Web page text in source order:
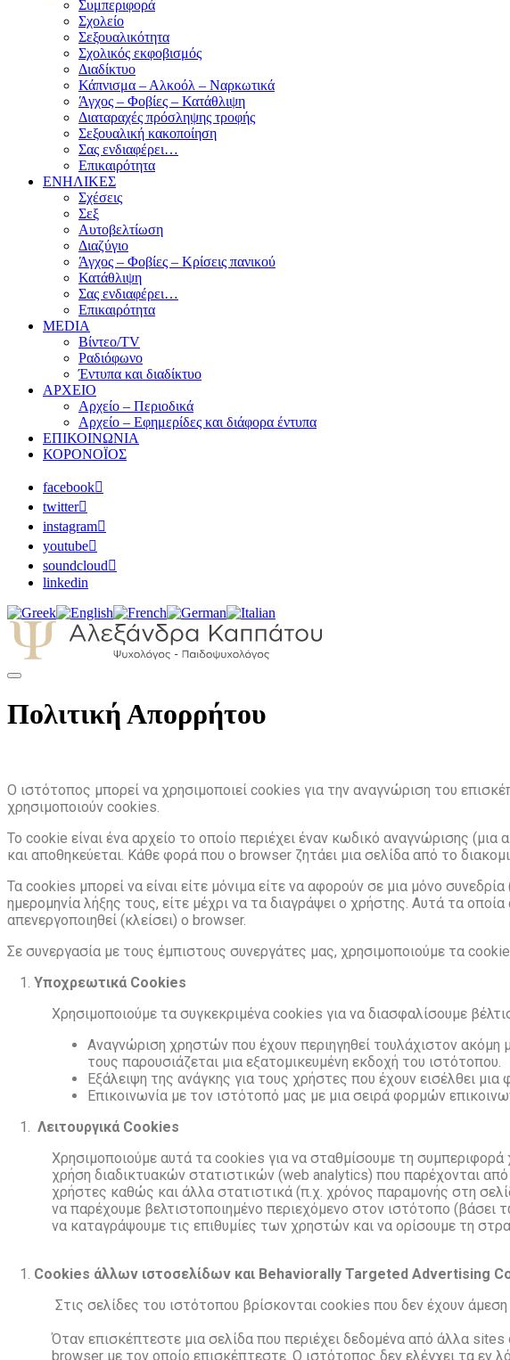
Συμπεριφορά
Σχολείο
Σεξουαλικότητα
Σχολικός εκφοβισμός
Διαδίκτυο
Κάπνισμα – Αλκοόλ – Ναρκωτικά
Άγχος – Φοβίες – Κατάθλιψη
Διαταραχές πρόσληψης τροφής
Σεξουαλική κακοποίηση
Σας ενδιαφέρει…
Επικαιρότητα
ΕΝΗΛΙΚΕΣ
Σχέσεις
Σεξ
Αυτοβελτίωση
Διαζύγιο
Άγχος – Φοβίες – Κρίσεις πανικού
Κατάθλιψη
Σας ενδιαφέρει…
Επικαιρότητα
MEDIA
Βίντεο/TV
Ραδιόφωνο
Έντυπα και διαδίκτυο
ΑΡΧΕΙΟ
Αρχείο – Περιοδικά
Αρχείο – Εφημερίδες και διάφορα έντυπα
ΕΠΙΚΟΙΝΩΝΙΑ
ΚΟΡΟΝΟΪΟΣ
facebook
twitter
instagram
youtube
soundcloud
linkedin
Πολιτική Απορρήτου
Ο ιστότοπος μπορεί να χρησιμοποιεί cookies για την αναγνώριση του
χρησιμοποιούν cookies.
Το cookie είναι ένα αρχείο το οποίο περιέχει έναν κωδικό αναγνώρισης (μια
και αποθηκεύεται. Κάθε φορά που ο browser ζητάει μια σελίδα από το
Τα cookies μπορεί να είναι είτε μόνιμα είτε να αφορούν σε μια μόνο
ημερομηνία λήξης τους, είτε μέχρι να τα διαγράψει ο χρήστης. Αυτά τα
απενεργοποιηθεί (κλείσει) ο browser.
Σε συνεργασία με τους έμπιστους συνεργάτες μας, χρησιμοποιούμε τα
Υποχρεωτικά Cookies
Χρησιμοποιούμε τα συγκεκριμένα cookies για να διασφαλίσουμε
Αναγνώριση χρηστών που έχουν περιηγηθεί τουλάχιστον ακόμη
τους παρουσιάζεται μια εξατομικευμένη εκδοχή του ιστότοπου.
Εξάλειψη της ανάγκης για τους χρήστες που έχουν εισέλθει
Επικοινωνία με τον ιστότοπό μας με μια σειρά φορμών
Λειτουργικά Cookies
Χρησιμοποιούμε αυτά τα cookies για να σταθμίσουμε τη
χρήση διαδικτυακών στατιστικών (web analytics) που παρέχονται
χρήστες καθώς και άλλα στατιστικά (π.χ. χρόνος παραμονής στη
να παρέχουμε βελτιστοποιημένο περιεχόμενο στον ιστότοπο
να καταγράψουμε τις επιθυμίες των χρηστών και να ορίσουμε τη
Cookies άλλων ιστοσελίδων και Behaviorally Targeted Advertising
Στις σελίδες του ιστότοπου βρίσκονται cookies που δεν έχουν
Όταν επισκέπτεστε μια σελίδα που περιέχει δεδομένα από άλλα
browser με τον οποίο επισκέπτεστε. Ο ιστότοπος δεν ελέγχει τα εν